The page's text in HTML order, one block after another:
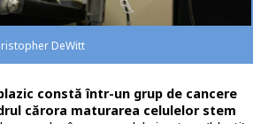
DeWitt
constă într-un grup de cancere
cărora maturarea celulelor stem